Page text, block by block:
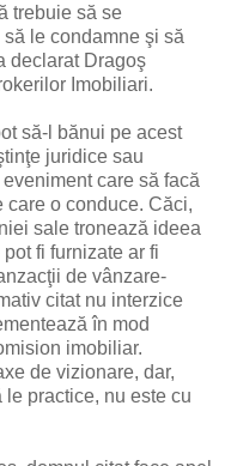
trebuie să se
le condamne şi să
declarat Dragoş
Imobiliari.
să-l bănui pe acest
juridice sau
care să facă
o conduce. Căci,
sale tronează ideea
fi furnizate ar fi
de vânzare-
citat nu interzice
în mod
imobiliar.
de vizionare, dar,
practice, nu este cu